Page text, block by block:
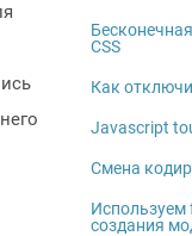
CSS
Как
Javascript
Смена
Используем
создания